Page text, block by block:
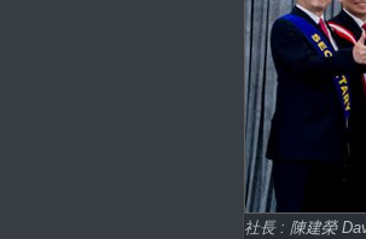
社長 : 陳建榮